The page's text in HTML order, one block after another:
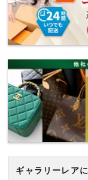
ギャラリーレア